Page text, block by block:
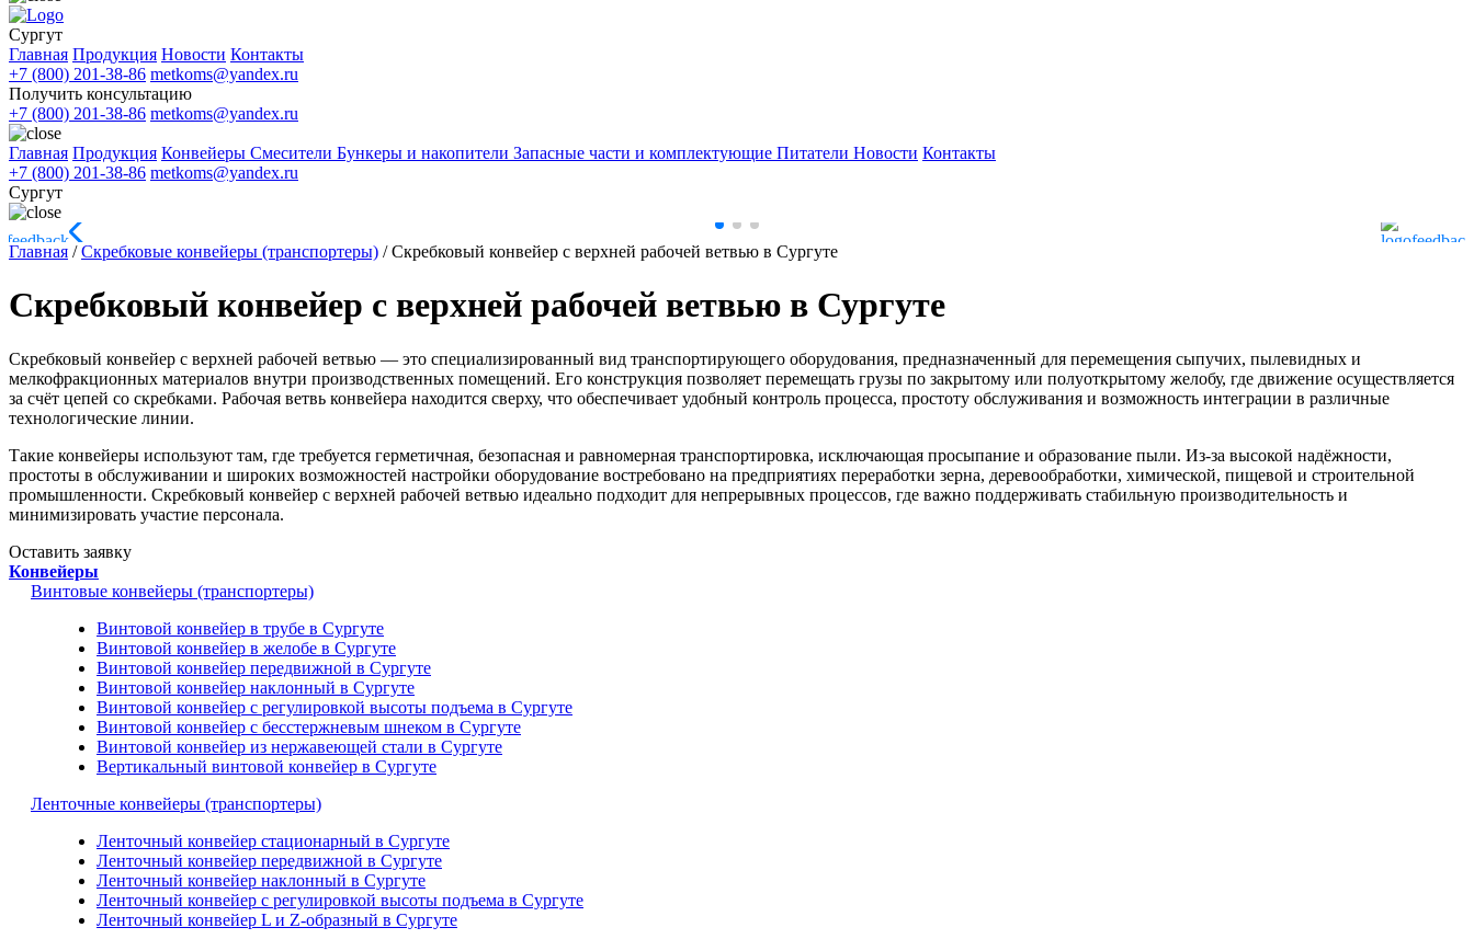
Сургут
Главная Продукция Новости Контакты
+7 (800) 201-38-86 metkoms@yandex.ru
Получить консультацию
+7 (800) 201-38-86 metkoms@yandex.ru
Главная Продукция Конвейеры Смесители Бункеры и накопители Запасные части и комплектующие Питатели Новости Контакты
+7 (800) 201-38-86 metkoms@yandex.ru
Сургут
Главная /Скребковые конвейеры (транспортеры) /Скребковый конвейер с верхней рабочей ветвью в Сургуте
Скребковый конвейер с верхней рабочей ветвью в Сургуте
Скребковый конвейер с верхней рабочей ветвью — это специализированный вид транспортирующего оборудования, предназначенный для перемещения сыпучих, пылевидных и
мелкофракционных материалов внутри производственных помещений. Его конструкция позволяет перемещать грузы по закрытому или полуоткрытому желобу, где движение осуществляется
за счёт цепей со скребками. Рабочая ветвь конвейера находится сверху, что обеспечивает удобный контроль процесса, простоту обслуживания и возможность интеграции в различные
технологические линии.
Такие конвейеры используют там, где требуется герметичная, безопасная и равномерная транспортировка, исключающая просыпание и образование пыли. Из-за высокой надёжности,
простоты в обслуживании и широких возможностей настройки оборудование востребовано на предприятиях переработки зерна, деревообработки, химической, пищевой и строительной
промышленности. Скребковый конвейер с верхней рабочей ветвью идеально подходит для непрерывных процессов, где важно поддерживать стабильную производительность и
минимизировать участие персонала.
Оставить заявку
Конвейеры
Винтовые конвейеры (транспортеры)
Винтовой конвейер в трубе в Сургуте
Винтовой конвейер в желобе в Сургуте
Винтовой конвейер передвижной в Сургуте
Винтовой конвейер наклонный в Сургуте
Винтовой конвейер с регулировкой высоты подъема в Сургуте
Винтовой конвейер с бесстержневым шнеком в Сургуте
Винтовой конвейер из нержавеющей стали в Сургуте
Вертикальный винтовой конвейер в Сургуте
Ленточные конвейеры (транспортеры)
Ленточный конвейер стационарный в Сургуте
Ленточный конвейер передвижной в Сургуте
Ленточный конвейер наклонный в Сургуте
Ленточный конвейер с регулировкой высоты подъема в Сургуте
Ленточный конвейер L и Z-образный в Сургуте